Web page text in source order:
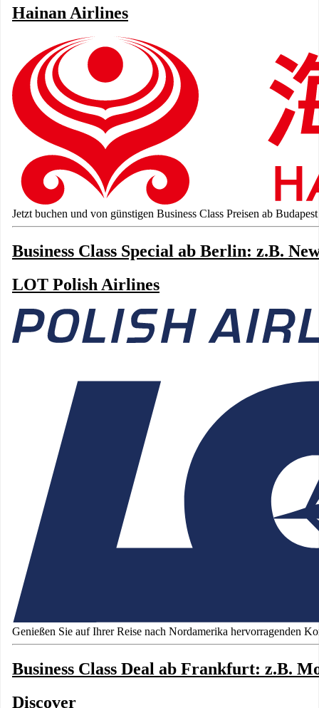
Hainan Airlines
Jetzt buchen und von günstigen Business Class Preisen ab
Business Class Special ab Berlin: z.B.
LOT Polish Airlines
Genießen Sie auf Ihrer Reise nach Nordamerika hervorragenden
Business Class Deal ab Frankfurt: z.B.
Discover